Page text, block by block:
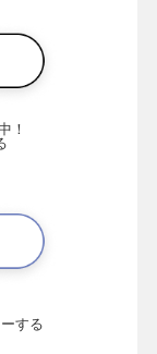
！
する